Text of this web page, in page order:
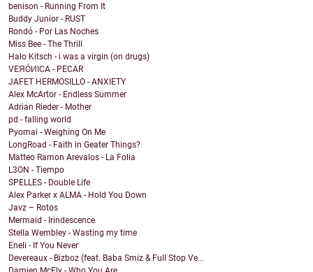
benison - Running From It
Buddy Junior - RUST
Rondó - Por Las Noches
Miss Bee - The Thrill
Halo Kitsch - i was a virgin (on drugs)
VEЯÓИICA - PECAR
JAFET HERMOSILLO - ANXIETY
Alex McArtor - Endless Summer
Adrian Rieder - Mother
pd - falling world
Pyomai - Weighing On Me
LongRoad - Faith in Geater Things?
Matteo Ramon Arevalos - La Folia
L3ON - Tiempo
SPELLES - Double Life
Alex Parker x ALMA - Hold You Down
Javz – Rotos
Mermaid - Irindescence
Stella Wembley - Wasting my time
Eneli - If You Never
Devereaux - Bizboz (feat. Baba Smiz & Full Stop Ve...